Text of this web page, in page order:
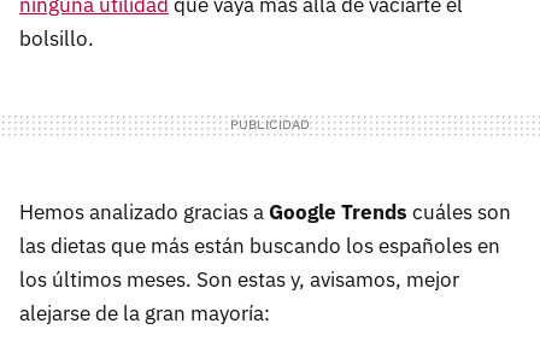
bolsillo.
Hemos analizado gracias aGoogle Trends cuáles son
las dietas que más están buscando los españoles en
los últimos meses. Son estas y, avisamos, mejor
alejarse de la gran mayoría: